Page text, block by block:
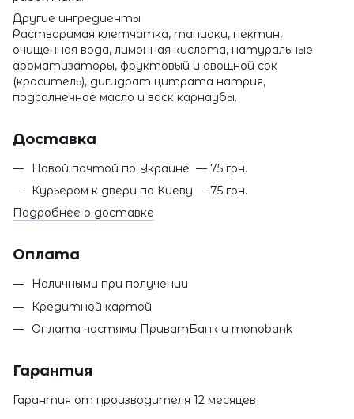
Другие ингредиенты
Растворимая клетчатка, тапиоки, пектин,
очищенная вода, лимонная кислота, натуральные
ароматизаторы, фруктовый и овощной сок
(краситель), дигидрат цитрата натрия,
подсолнечное масло и воск карнаубы.
Доставка
Новой почтой по Украине — 75 грн.
Курьером к двери по Киеву — 75 грн.
Подробнее о доставке
Оплата
Наличными при получении
Кредитной картой
Оплата частями ПриватБанк и monobank
Гарантия
Гарантия от производителя 12 месяцев